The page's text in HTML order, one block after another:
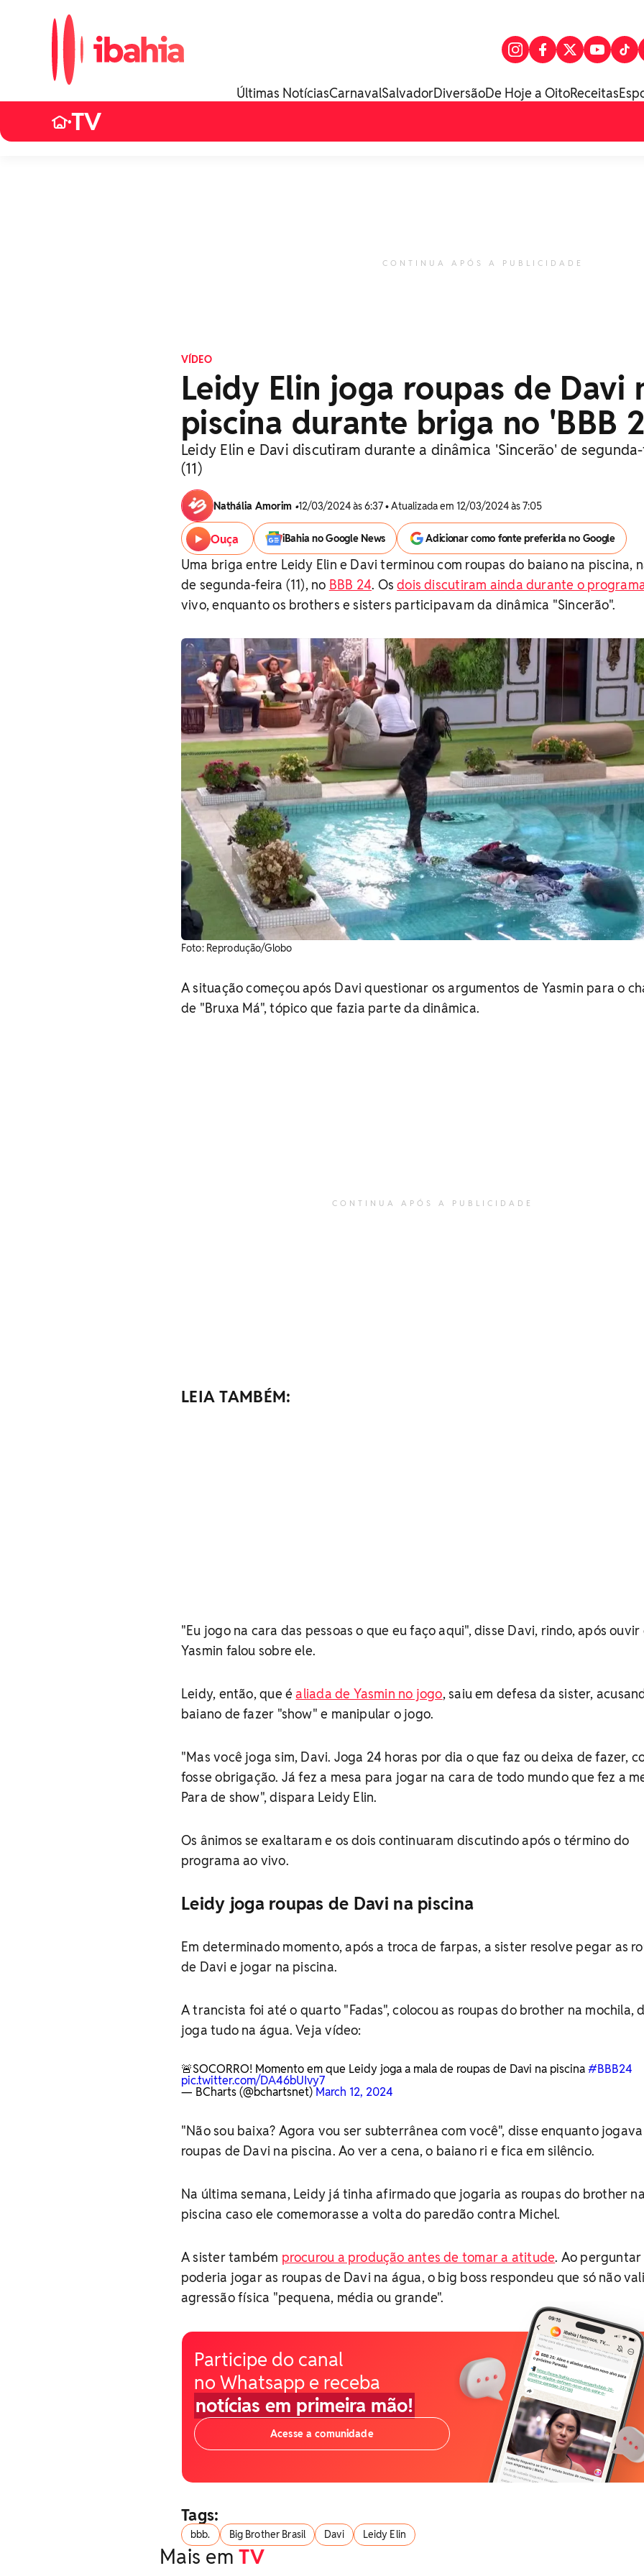
Últimas NotíciasCarnavalSalvadorDiversãoDe Hoje a OitoReceitas
•TV
CONTINUA APÓS A PUBLICIDADE
VÍDEO
Leidy Elin joga roupas de Davi
piscina durante briga no 'BBB
Leidy Elin e Davi discutiram durante a dinâmica 'Sincerão' de
(11)
Nathália Amorim •12/03/2024 às 6:37 • Atualizada em 12/03/2024 às 7:05
Ouça iBahia no Google News Adicionar como fonte preferida no Google
Uma briga entre Leidy Elin e Davi terminou com roupas do baiano na piscina,
de segunda-feira (11), no BBB 24. Osdois discutiram ainda durante o
vivo, enquanto os brothers e sisters participavam da dinâmica "Sincerão".
Foto: Reprodução/Globo
A situação começou após Davi questionar os argumentos de Yasmin para o
de "Bruxa Má", tópico que fazia parte da dinâmica.
CONTINUA APÓS A PUBLICIDADE
LEIA TAMBÉM:
"Eu jogo na cara das pessoas o que eu faço aqui", disse Davi, rindo, após ouvir
Yasmin falou sobre ele.
Leidy, então, que éaliada de Yasmin no jogo, saiu em defesa da sister,
baiano de fazer "show" e manipular o jogo.
"Mas você joga sim, Davi. Joga 24 horas por dia o que faz ou deixa de fazer,
fosse obrigação. Já fez a mesa para jogar na cara de todo mundo que fez a
Para de show", dispara Leidy Elin.
Os ânimos se exaltaram e os dois continuaram discutindo após o término do
programa ao vivo.
Leidy joga roupas de Davi na piscina
Em determinado momento, após a troca de farpas, a sister resolve pegar as
de Davi e jogar na piscina.
A trancista foi até o quarto "Fadas", colocou as roupas do brother na mochila,
joga tudo na água. Veja vídeo:
🚨SOCORRO! Momento em que Leidy joga a mala de roupas de Davi na piscina#BBB24
pic.twitter.com/DA46bUIvy7
— BCharts (@bchartsnet) March 12, 2024
"Não sou baixa? Agora vou ser subterrânea com você", disse enquanto jogava
roupas de Davi na piscina. Ao ver a cena, o baiano ri e fica em silêncio.
Na última semana, Leidy já tinha afirmado que jogaria as roupas do brother na
piscina caso ele comemorasse a volta do paredão contra Michel.
A sister também procurou a produção antes de tomar a atitude. Ao perguntar
poderia jogar as roupas de Davi na água, o big boss respondeu que só não
agressão física "pequena, média ou grande".
Participe do canal
no Whatsapp e receba
notícias em primeira mão!
Acesse a comunidade
Tags:
bbb. Big Brother Brasil Davi Leidy Elin
Mais emTV